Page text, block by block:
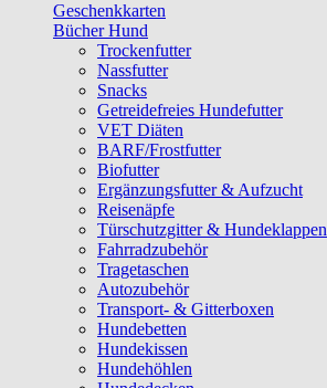
Geschenkkarten
Bücher Hund
Trockenfutter
Nassfutter
Snacks
Getreidefreies Hundefutter
VET Diäten
BARF/Frostfutter
Biofutter
Ergänzungsfutter & Aufzucht
Reisenäpfe
Türschutzgitter & Hundeklappen
Fahrradzubehör
Tragetaschen
Autozubehör
Transport- & Gitterboxen
Hundebetten
Hundekissen
Hundehöhlen